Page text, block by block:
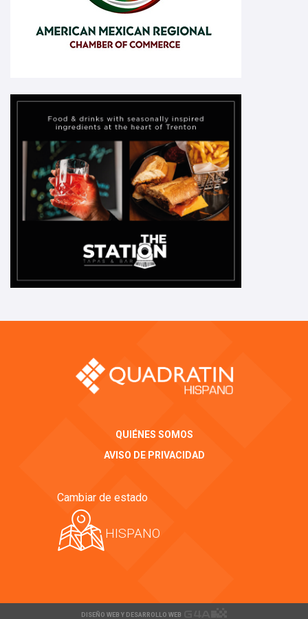
QUIÉNES SOMOS
AVISO DE PRIVACIDAD
Cambiar de estado
HISPANO
DISEÑO WEB Y DESARROLLO WEB